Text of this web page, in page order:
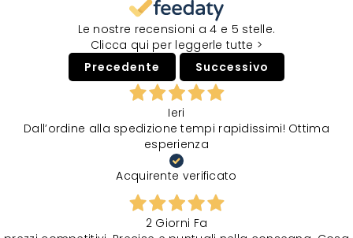
Le nostre recensioni a 4 e 5 stelle.
Clicca qui per leggerle tutte >
Precedente
Successivo
Ieri
Dall’ordine alla spedizione tempi rapidissimi! Ottima
esperienza
Acquirente verificato
2 Giorni Fa